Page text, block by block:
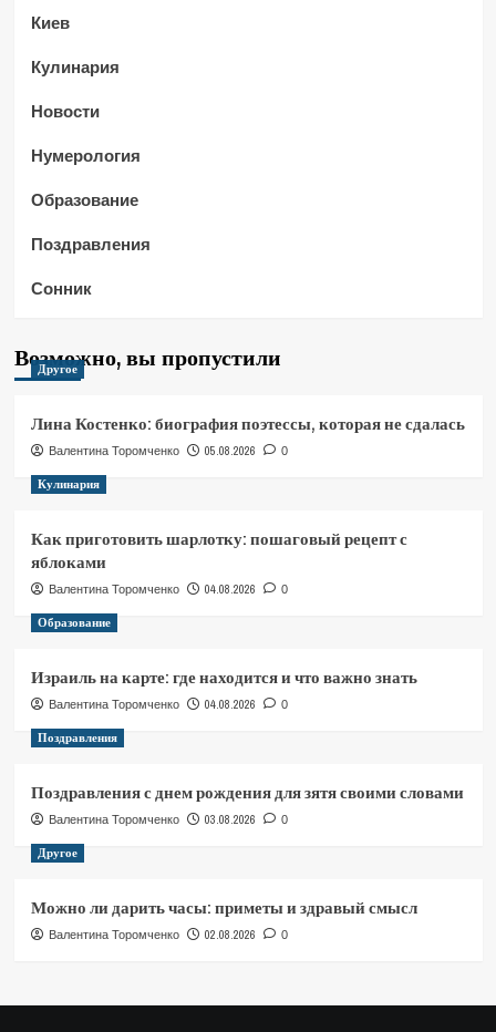
Киев
Кулинария
Новости
Нумерология
Образование
Поздравления
Сонник
Возможно, вы пропустили
Другое
Лина Костенко: биография поэтессы, которая не сдалась
Валентина Торомченко 05.08.2026 0
Кулинария
Как приготовить шарлотку: пошаговый рецепт с
яблоками
Валентина Торомченко 04.08.2026 0
Образование
Израиль на карте: где находится и что важно знать
Валентина Торомченко 04.08.2026 0
Поздравления
Поздравления с днем рождения для зятя своими словами
Валентина Торомченко 03.08.2026 0
Другое
Можно ли дарить часы: приметы и здравый смысл
Валентина Торомченко 02.08.2026 0